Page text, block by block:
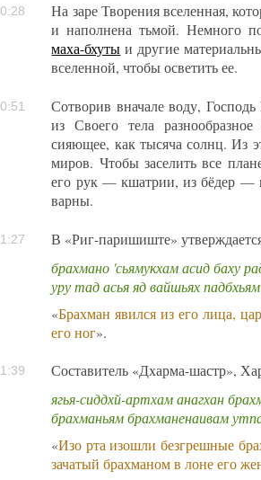
На заре Творения вселенная,
и наполнена тьмой. Немного
маха-бхуты и другие
вселенной, чтобы осветить ее.
Сотворив вначале воду,
из Своего тела
сияющее, как тысяча солнц. Из
миров. Чтобы заселить все
его рук — кшатрии, из бёдер —
варны.
В «Риг-паришиште»
брахмано 'сьямукхам асид баху
уру тад асья яд вайшьях
«Брахман явился из его лица,
его ног».
Составитель «Дхарма-шастр»,
ягья-сиддхй-артхам анагхан
брахманьям брахманенаивам
«Изо рта изошли безгрешные
зачатый брахманом в лоне его